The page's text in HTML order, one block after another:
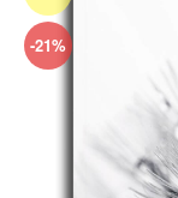
-21%